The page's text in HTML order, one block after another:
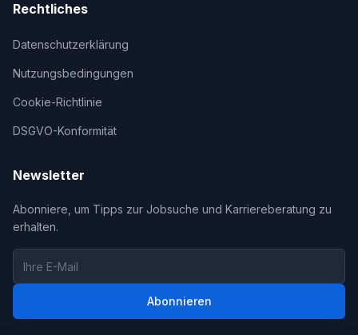
Rechtliches
Datenschutzerklärung
Nutzungsbedingungen
Cookie-Richtlinie
DSGVO-Konformität
Newsletter
Abonniere, um Tipps zur Jobsuche und Karriereberatung zu
erhalten.
Abonnieren